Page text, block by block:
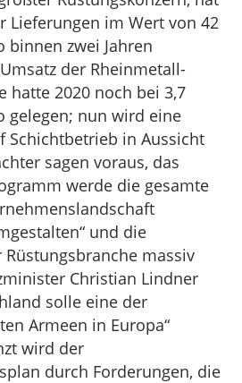
Lieferungen im Wert von 42
binnen zwei Jahren
der Rheinmetall-
hatte 2020 noch bei 3,7
gelegen; nun wird eine
Schichtbetrieb in Aussicht
sagen voraus, das
werde die gesamte
und die
massiv
Christian Lindner
solle eine der
Armeen in Europa“
wird der
durch Forderungen, die